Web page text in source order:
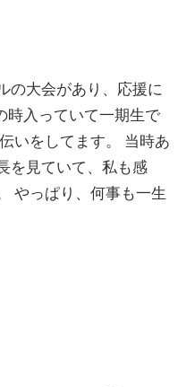
の大会があり、応援に
時入っていて一期生で
いをしてます。 当時あ
を見ていて、私も感
やっぱり、何事も一生